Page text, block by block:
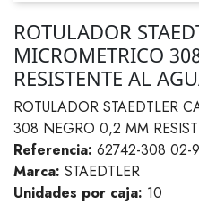
ROTULADOR
MICROMETRICO
RESISTENTE AL
ROTULADOR STAEDTLER
308 NEGRO 0,2 MM
Referencia: 62742-308 02-9
Marca: STAEDTLER
Unidades por caja: 10